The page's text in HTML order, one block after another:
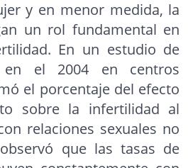
y en menor medida, la
un rol fundamental en
En un estudio de
el 2004 en centros
el porcentaje del efecto
sobre la infertilidad al
relaciones sexuales no
que las tasas de